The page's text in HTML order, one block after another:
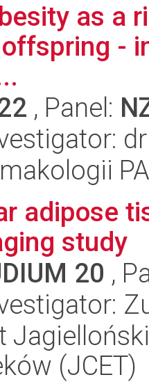
as a
-
, Panel:
adipose
study
20 ,
(JCET)